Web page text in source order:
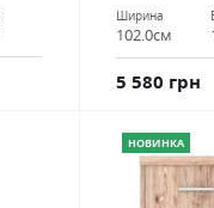
Ширина
102.0см
5 580 грн
НОВИНКА